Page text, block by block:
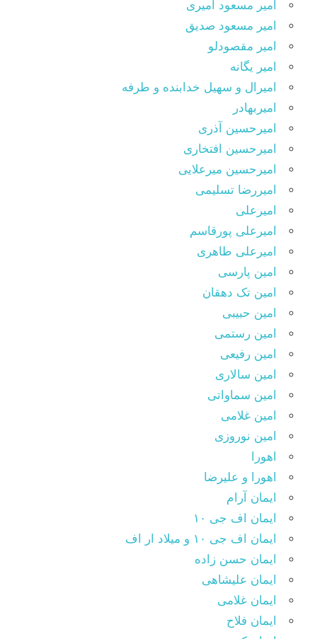
امیر مسعود امیری
امیر مسعود صدیق
امیر مقصودلو
امیر یگانه
امیرال و سهیل خدابنده و طرفه
امیربهادر
امیرحسین آذری
امیرحسین افتخاری
امیرحسین میرعلایی
امیررضا تسلیمی
امیرعلی
امیرعلی پورقاسم
امیرعلی طاهری
امین پارسی
امین تک دهقان
امین حبیبی
امین رستمی
امین رفیعی
امین سالاری
امین سماواتی
امین غلامی
امین نوروزی
اهورا
اهورا و علیرضا
ایمان آرام
ایمان اف جی ۱۰
ایمان اف جی ۱۰ و میلاد ار اف
ایمان حسن زاده
ایمان علیشاهی
ایمان غلامی
ایمان فلاح